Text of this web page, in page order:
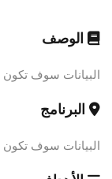
الوصف
البيانات سوف تكون
البرنامج
البيانات سوف تكون